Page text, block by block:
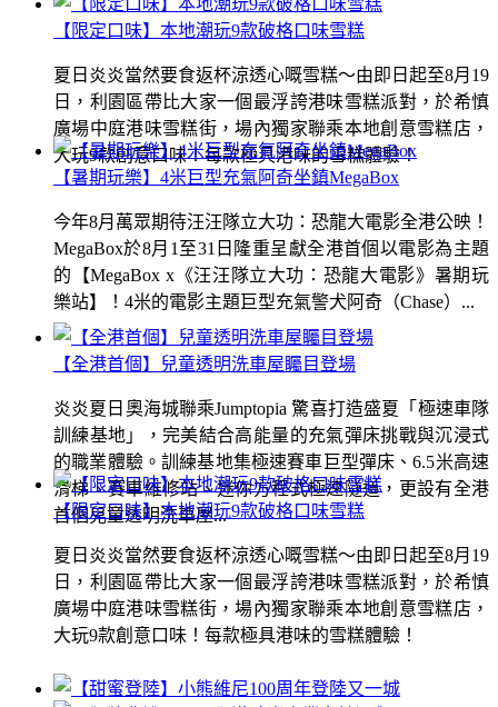
【限定口味】本地潮玩9款破格口味雪糕
夏日炎炎當然要食返杯涼透心嘅雪糕～由即日起至8月19
日，利園區帶比大家一個最浮誇港味雪糕派對，於希慎
廣場中庭港味雪糕街，場內獨家聯乘本地創意雪糕店，
大玩9款創意口味！每款極具港味的雪糕體驗！
【全港首個】兒童透明洗車屋矚目登場
炎炎夏日奧海城聯乘Jumptopia 驚喜打造盛夏「極速車隊
訓練基地」，完美結合高能量的充氣彈床挑戰與沉浸式
的職業體驗。訓練基地集極速賽車巨型彈床、6.5米高速
滑梯、賽車維修站、迷你方程式極速隧道，更設有全港
首個兒童透明洗車屋...
【暑期玩樂】4米巨型充氣阿奇坐鎮MegaBox
今年8月萬眾期待汪汪隊立大功：恐龍大電影全港公映！
MegaBox於8月1至31日隆重呈獻全港首個以電影為主題
的【MegaBox x《汪汪隊立大功：恐龍大電影》暑期玩
樂站】！4米的電影主題巨型充氣警犬阿奇（Chase）...
【限定口味】本地潮玩9款破格口味雪糕
夏日炎炎當然要食返杯涼透心嘅雪糕～由即日起至8月19
日，利園區帶比大家一個最浮誇港味雪糕派對，於希慎
廣場中庭港味雪糕街，場內獨家聯乘本地創意雪糕店，
大玩9款創意口味！每款極具港味的雪糕體驗！